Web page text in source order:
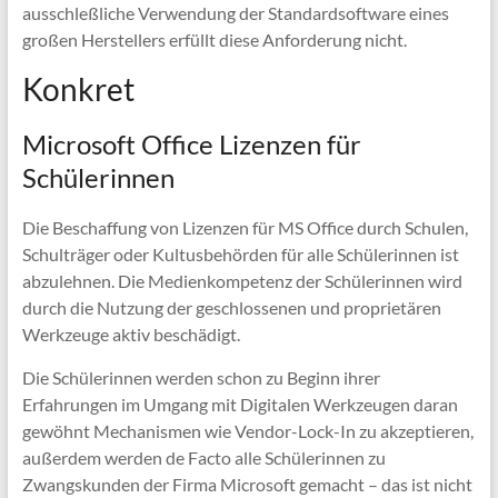
ausschleßliche Verwendung der Standardsoftware eines
großen Herstellers erfüllt diese Anforderung nicht.
Konkret
Microsoft Office Lizenzen für
Schülerinnen
Die Beschaffung von Lizenzen für MS Office durch Schulen,
Schulträger oder Kultusbehörden für alle Schülerinnen ist
abzulehnen. Die Medienkompetenz der Schülerinnen wird
durch die Nutzung der geschlossenen und proprietären
Werkzeuge aktiv beschädigt.
Die Schülerinnen werden schon zu Beginn ihrer
Erfahrungen im Umgang mit Digitalen Werkzeugen daran
gewöhnt Mechanismen wie Vendor-Lock-In zu akzeptieren,
außerdem werden de Facto alle Schülerinnen zu
Zwangskunden der Firma Microsoft gemacht – das ist nicht